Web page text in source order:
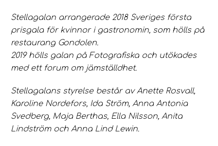
Stellagalan arrangerade 2018 Sveriges första
prisgala för kvinnor i gastronomin, som hölls på
restaurang Gondolen.
2019 hölls galan på Fotografiska och utökades
med ett forum om jämställdhet.
Stellagalans styrelse består av Anette Rosvall,
Karoline Nordefors, Ida Ström, Anna Antonia
Svedberg, Maja Berthas, Ella Nilsson, Anita
Lindström och Anna Lind Lewin.